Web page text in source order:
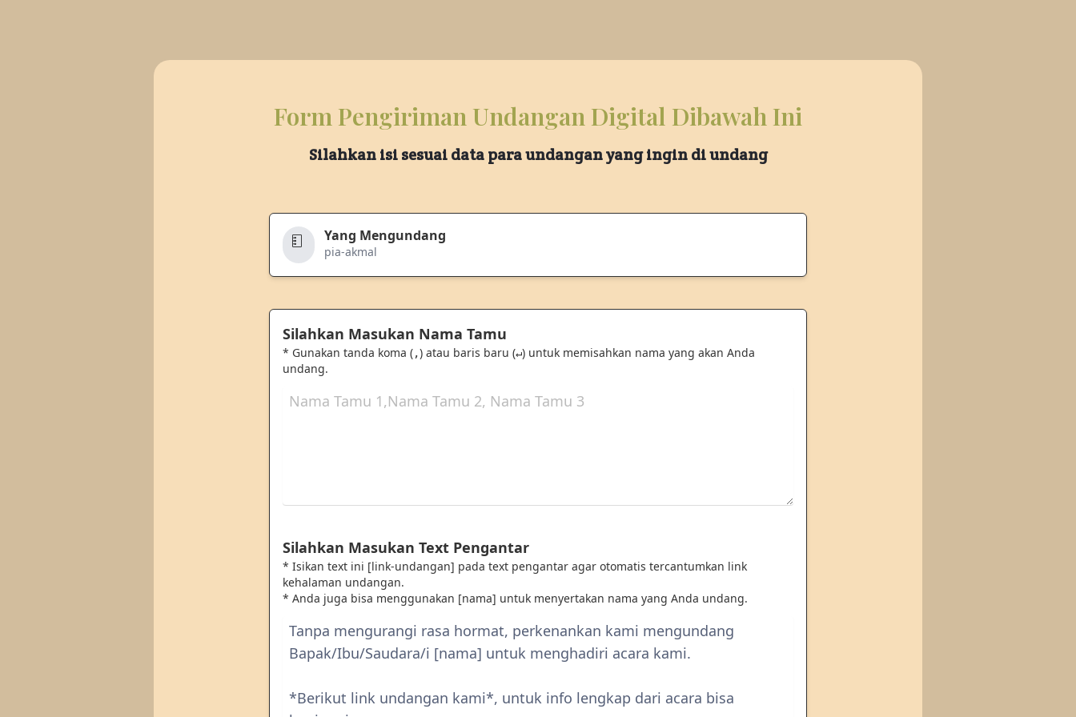
Form Pengiriman Undangan Digital Dibawah Ini
Silahkan isi sesuai data para undangan yang ingin di undang
Yang Mengundang
pia-akmal
Silahkan Masukan Nama Tamu
* Gunakan tanda koma (,) atau baris baru (↵) untuk memisahkan nama yang akan Anda
undang.
Silahkan Masukan Text Pengantar
* Isikan text ini [link-undangan] pada text pengantar agar otomatis tercantumkan link
kehalaman undangan.
* Anda juga bisa menggunakan [nama] untuk menyertakan nama yang Anda undang.